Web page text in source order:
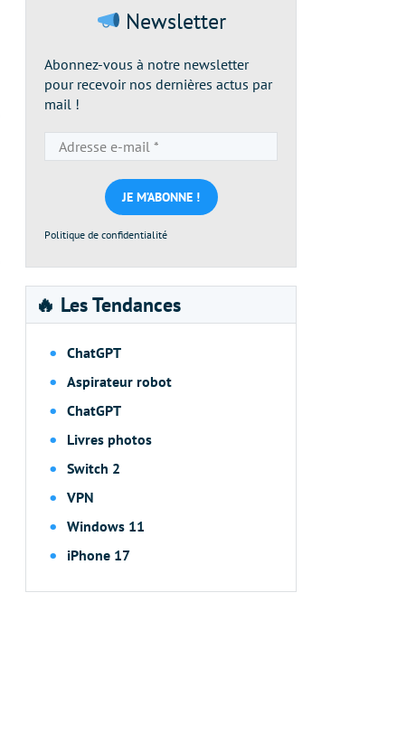
Newsletter
Abonnez-vous à notre newsletter
pour recevoir nos dernières actus par
mail !
e-
mail
*
Politique de confidentialité
🔥 Les Tendances
ChatGPT
Aspirateur robot
ChatGPT
Livres photos
Switch 2
VPN
Windows 11
iPhone 17